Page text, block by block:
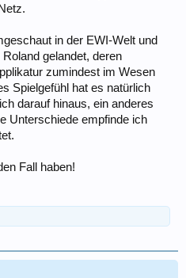
in der EWI-Welt und
gelandet, deren
zumindest im Wesen
Spielgefühl hat es natürlich
darauf hinaus, ein anderes
Unterschiede empfinde ich
Fall haben!